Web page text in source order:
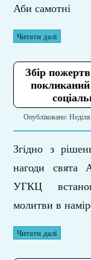
Аби самотні
Читати далі
Збір
Опубліковано:
Згідно з
нагоди свята
УГКЦ
молитви в
Читати далі